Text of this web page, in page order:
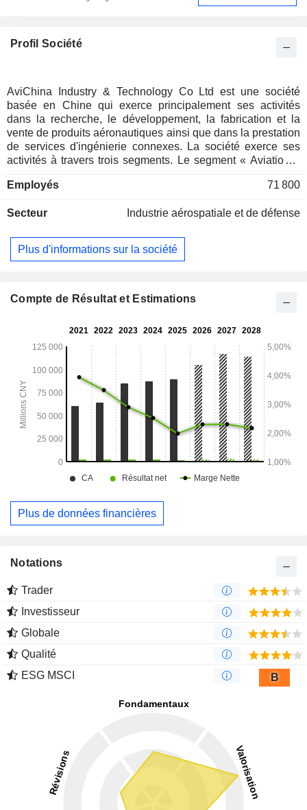
Profil Société
AviChina Industry & Technology Co Ltd est une société
basée en Chine qui exerce principalement ses activités
dans la recherche, le développement, la fabrication et la
vente de produits aéronautiques ainsi que dans la prestation
de services d'ingénierie connexes. La société exerce ses
activités à travers trois segments. Le segment « Aviation –
d'hélicoptères, d'avions d'entraînement, d'avions polyvalents
internationaux. Le segment « Systèmes auxiliaires
principalement des produits avioniques, des composants
mécaniques et électroniques, des connecteurs et leurs
services de planification, de conception, de conseil, de
principalement ses activités sur le marché national.
Employés 71 800
Secteur Industrie aérospatiale et de défense
Plus d'informations sur la société
Compte de Résultat et Estimations
Plus de données financières
Notations
Trader
Investisseur
Globale
Qualité
ESG MSCI
B